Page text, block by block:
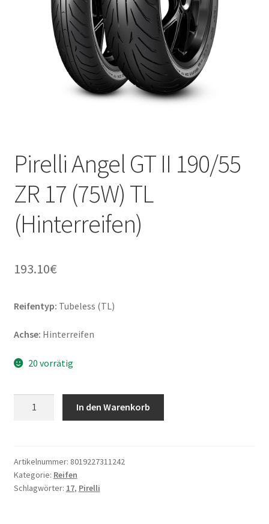
Pirelli Angel GT II 190/55
ZR 17 (75W) TL
(Hinterreifen)
193.10€
Reifentyp: Tubeless (TL)
Achse: Hinterreifen
20 vorrätig
190/55
ZR
17
In den Warenkorb
Artikelnummer: 8019227311242
Kategorie: Reifen
Schlagwörter: 17, Pirelli